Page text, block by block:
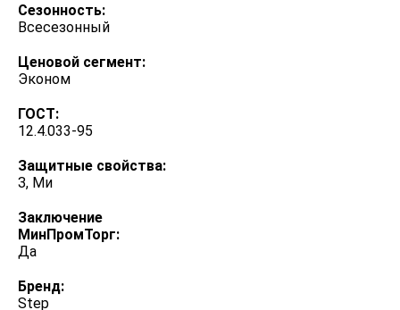
Сезонность:
Всесезонный
Ценовой сегмент:
Эконом
ГОСТ:
12.4.033-95
Защитные свойства:
З, Ми
Заключение
МинПромТорг:
Да
Бренд:
Step